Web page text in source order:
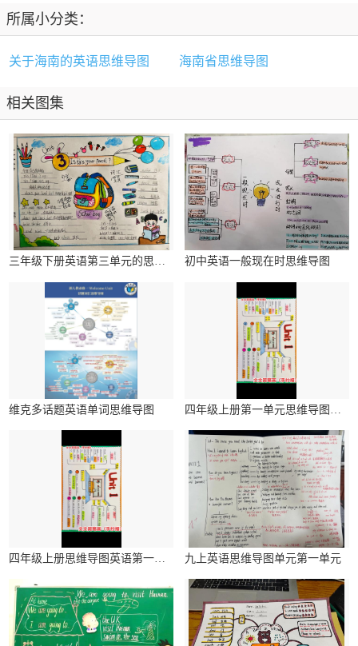
所属小分类：
关于海南的英语思维导图 海南省思维导图
相关图集
三年级下册英语第三单元的思维导图 初中英语一般现在时思维导图
维克多话题英语单词思维导图 四年级上册第一单元思维导图英语简单
九上英语思维导图单元第一单元